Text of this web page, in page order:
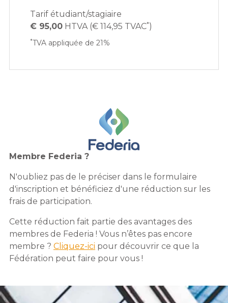
Tarif étudiant/stagiaire
€ 95,00 HTVA (€ 114,95 TVAC*)
*TVA appliquée de 21%
Membre Federia ?
N'oubliez pas de le préciser dans le formulaire
d'inscription et bénéficiez d'une réduction sur les
frais de participation.
Cette réduction fait partie des avantages des
membres de Federia ! Vous n’êtes pas encore
membre ? Cliquez-ici pour découvrir ce que la
Fédération peut faire pour vous !